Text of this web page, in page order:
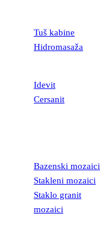
Tuš kabine
Hidromasaža
Idevit
Cersanit
Bazenski mozaici
Stakleni mozaici
Staklo granit
mozaici